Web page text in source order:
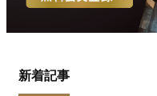
新着記事